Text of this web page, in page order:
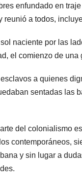
enfundado en
a todos,
naciente por las
el comienzo de
a quienes
sentadas las
del colonialismo
contemporáneos,
y sin lugar a